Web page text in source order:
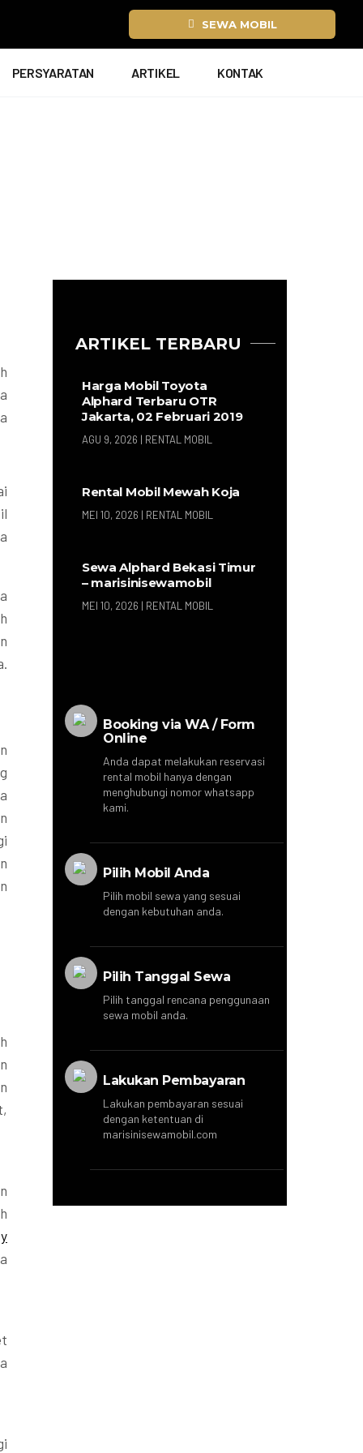
SEWA MOBIL
PERSYARATAN ARTIKEL KONTAK
ARTIKEL TERBARU
Harga Mobil Toyota
Alphard Terbaru OTR
Jakarta, 02 Februari 2019
AGU 9, 2026 | RENTAL MOBIL
Rental Mobil Mewah Koja
MEI 10, 2026 | RENTAL MOBIL
Sewa Alphard Bekasi Timur
– marisinisewamobil
MEI 10, 2026 | RENTAL MOBIL
Booking via WA / Form
Online
Anda dapat melakukan reservasi
rental mobil hanya dengan
menghubungi nomor whatsapp
kami.
Pilih Mobil Anda
Pilih mobil sewa yang sesuai
dengan kebutuhan anda.
Pilih Tanggal Sewa
Pilih tanggal rencana penggunaan
sewa mobil anda.
Lakukan Pembayaran
Lakukan pembayaran sesuai
dengan ketentuan di
marisinisewamobil.com